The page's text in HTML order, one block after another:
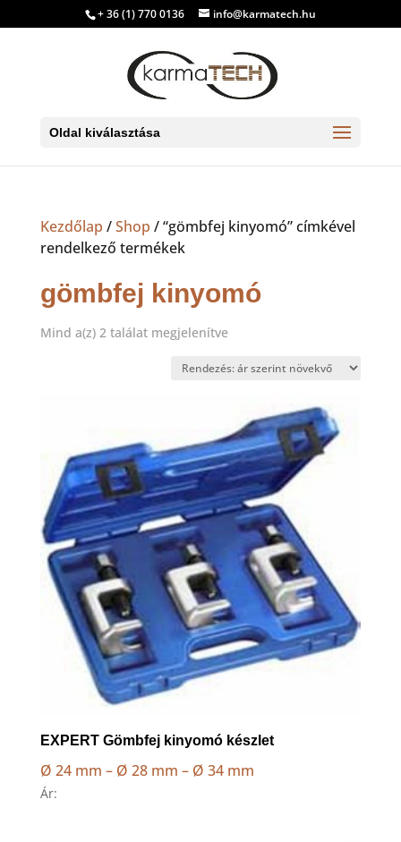
+ 36 (1) 770 0136 info@karmatech.hu
Oldal kiválasztása
Kezdőlap /Shop / “gömbfej kinyomó” címkével
rendelkező termékek
gömbfej kinyomó
Mind a(z) 2 találat megjelenítveSorted
price:
high
EXPERT Gömbfej kinyomó készlet
Ø 24 mm – Ø 28 mm – Ø 34 mm
Ár: